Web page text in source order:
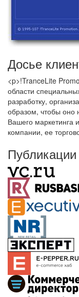
Досье
<p>!TranceLite
области
разработку,
образом, чтобы оно
Вашего маркетинга
компании, ее
Публикации